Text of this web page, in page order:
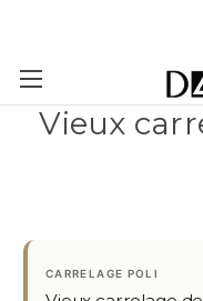
Vieux
CARRELAGE POLI